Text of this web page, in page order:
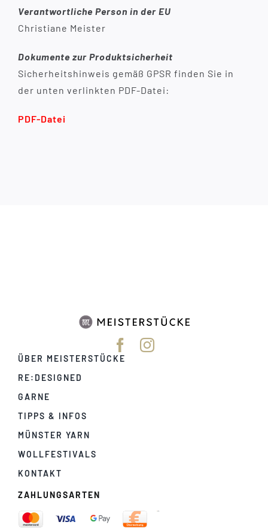
Verantwortliche Person in der EU
Christiane Meister
Dokumente zur Produktsicherheit
Sicherheitshinweis gemäß GPSR finden Sie in
der unten verlinkten PDF-Datei:
PDF-Datei
ÜBER MEISTERSTÜCKE
RE:DESIGNED
GARNE
TIPPS & INFOS
MÜNSTER YARN
WOLLFESTIVALS
KONTAKT
ZAHLUNGSARTEN